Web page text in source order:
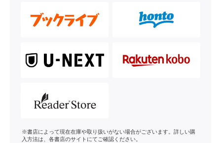
※書店によって現在在庫や取り扱いがない場合がございます。詳しい購
入方法は、各書店のサイトにてご確認ください。